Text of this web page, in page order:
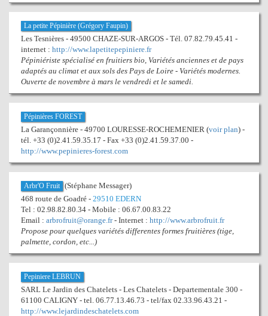
La petite Pépinière (Grégory Faupin)
Les Tesnières - 49500 CHAZE-SUR-ARGOS - Tél. 07.82.79.45.41 -
internet : http://www.lapetitepepiniere.fr
Pépiniériste spécialisé en fruitiers bio, Variétés anciennes et de pays
adaptés au climat et aux sols des Pays de Loire - Variétés modernes.
Ouverte de novembre à mars le vendredi et le samedi.
Pépinières FOREST
La Garançonnière - 49700 LOURESSE-ROCHEMENIER (voir plan) -
tél. +33 (0)2.41.59.35.17 - Fax +33 (0)2.41.59.37.00 -
http://www.pepinieres-forest.com
Arbr'O Fruit (Stéphane Messager)
468 route de Goadré - 29510 EDERN
Tel : 02.98.82.80.34 - Mobile : 06.67.00.83.22
Email : arbrofruit@orange.fr- Internet : http://www.arbrofruit.fr
Propose pour quelques variétés differentes formes fruitières (tige,
palmette, cordon, etc...)
Pepiniere LEBRUN
SARL Le Jardin des Chatelets - Les Chatelets - Departementale 300 -
61100 CALIGNY - tel. 06.77.13.46.73 - tel/fax 02.33.96.43.21 -
http://www.lejardindeschatelets.com